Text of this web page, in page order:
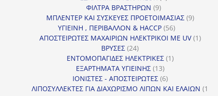
ΦΙΛΤΡΑ ΒΡΑΣΤΗΡΩΝ 99
προϊόντα
ΜΠΛΕΝΤΕΡ ΚΑΙ ΣΥΣΚΕΥΕΣ ΠΡΟΕΤΟΙΜΑΣΙΑΣ 99
ΥΓΙΕΙΝΗ , ΠΕΡΙΒΑΛΛΟΝ & HACCP 5656
προϊόντα
ΑΠΟΣΤΕΙΡΩΤΕΣ ΜΑΧΑΙΡΙΩΝ ΗΛΕΚΤΡΙΚΟΙ ΜΕ UV 11
ΒΡΥΣΕΣ 2424
προϊόντα
ΕΝΤΟΜΟΠΑΓΙΔΕΣ ΗΛΕΚΤΡΙΚΕΣ 11
ΕΞΑΡΤΗΜΑΤΑ ΥΓΙΕΙΝΗΣ 1313
προϊόντα
ΙΟΝΙΣΤΕΣ - ΑΠΟΣΤΕΙΡΩΤΕΣ 66
προϊόντα
ΛΙΠΟΣΥΛΛΕΚΤΕΣ ΓΙΑ ΔΙΑΧΩΡΙΣΜΟ ΛΙΠΩΝ ΚΑΙ ΕΛΑΙΩΝ 1